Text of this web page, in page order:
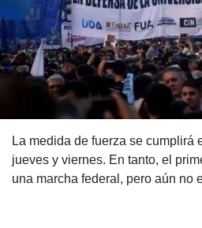
La medida de fuerza se cumplirá
jueves y viernes. En tanto, el
una marcha federal, pero aún no